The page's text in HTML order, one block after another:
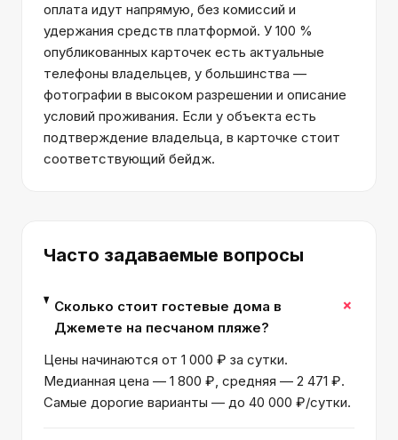
оплата идут напрямую, без комиссий и
удержания средств платформой. У 100 %
опубликованных карточек есть актуальные
телефоны владельцев, у большинства —
фотографии в высоком разрешении и описание
условий проживания. Если у объекта есть
подтверждение владельца, в карточке стоит
соответствующий бейдж.
Часто задаваемые вопросы
Сколько стоит гостевые дома в
Джемете на песчаном пляже?
+
Цены начинаются от 1 000 ₽ за сутки.
Медианная цена — 1 800 ₽, средняя — 2 471 ₽.
Самые дорогие варианты — до 40 000 ₽/сутки.